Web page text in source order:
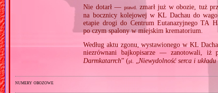
Nie dotarł — prawd.
zmarł już w obozie, tuż
na bocznicy kolejowej w KL Dachau do
etapie drogi do Centrum Eutanazyjnego TA
po czym spalony w miejskim krematorium.
Według aktu zgonu, wystawionego w KL
niezrównani bajkopisarze — zanotowali, iż
Darmkatarrch” (pl. Niewydolność serca i
numery obozowe